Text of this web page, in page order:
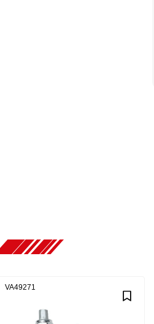
VA49271